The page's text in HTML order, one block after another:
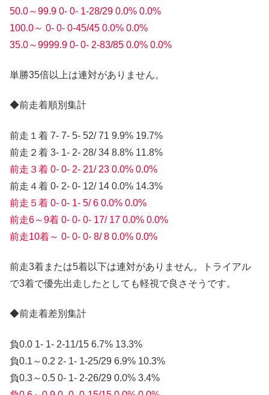
50.0～99.9 0- 0- 1-28/29 0.0% 0.0%
100.0～ 0- 0- 0-45/45 0.0% 0.0%
35.0～9999.9 0- 0- 2-83/85 0.0% 0.0%
単勝35倍以上は連対がありません。
◆前走着順別集計
前走１着 7- 7- 5- 52/ 71 9.9% 19.7%
前走２着 3- 1- 2- 28/ 34 8.8% 11.8%
前走３着 0- 0- 2- 21/ 23 0.0% 0.0%
前走４着 0- 2- 0- 12/ 14 0.0% 14.3%
前走５着 0- 0- 1- 5/ 6 0.0% 0.0%
前走6～9着 0- 0- 0- 17/ 17 0.0% 0.0%
前走10着～ 0- 0- 0- 8/ 8 0.0% 0.0%
前走3着または5着以下は連対がありません。トライアル
で3着で優先出走したとしても軽視で良さそうです。
◆前走着差別集計
負0.0 1- 1- 2-11/15 6.7% 13.3%
負0.1～0.2 2- 1- 1-25/29 6.9% 10.3%
負0.3～0.5 0- 1- 2-26/29 0.0% 3.4%